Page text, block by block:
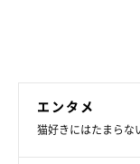
エンタメ
猫好きにはたまらな